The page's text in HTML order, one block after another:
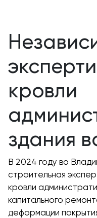
кровли
здания
В 2024 году во
строительная
кровли
капитального
деформации